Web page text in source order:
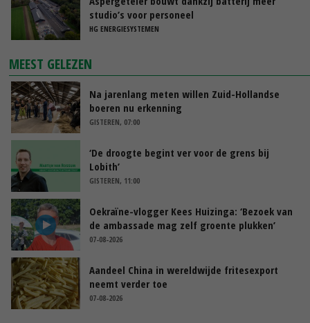
studio’s voor personeel
HG ENERGIESYSTEMEN
MEEST GELEZEN
Na jarenlang meten willen Zuid-Hollandse
boeren nu erkenning
GISTEREN, 07:00
‘De droogte begint ver voor de grens bij
Lobith’
GISTEREN, 11:00
Oekraïne-vlogger Kees Huizinga: ‘Bezoek van
de ambassade mag zelf groente plukken’
07-08-2026
Aandeel China in wereldwijde fritesexport
neemt verder toe
07-08-2026